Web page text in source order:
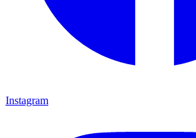
Instagram